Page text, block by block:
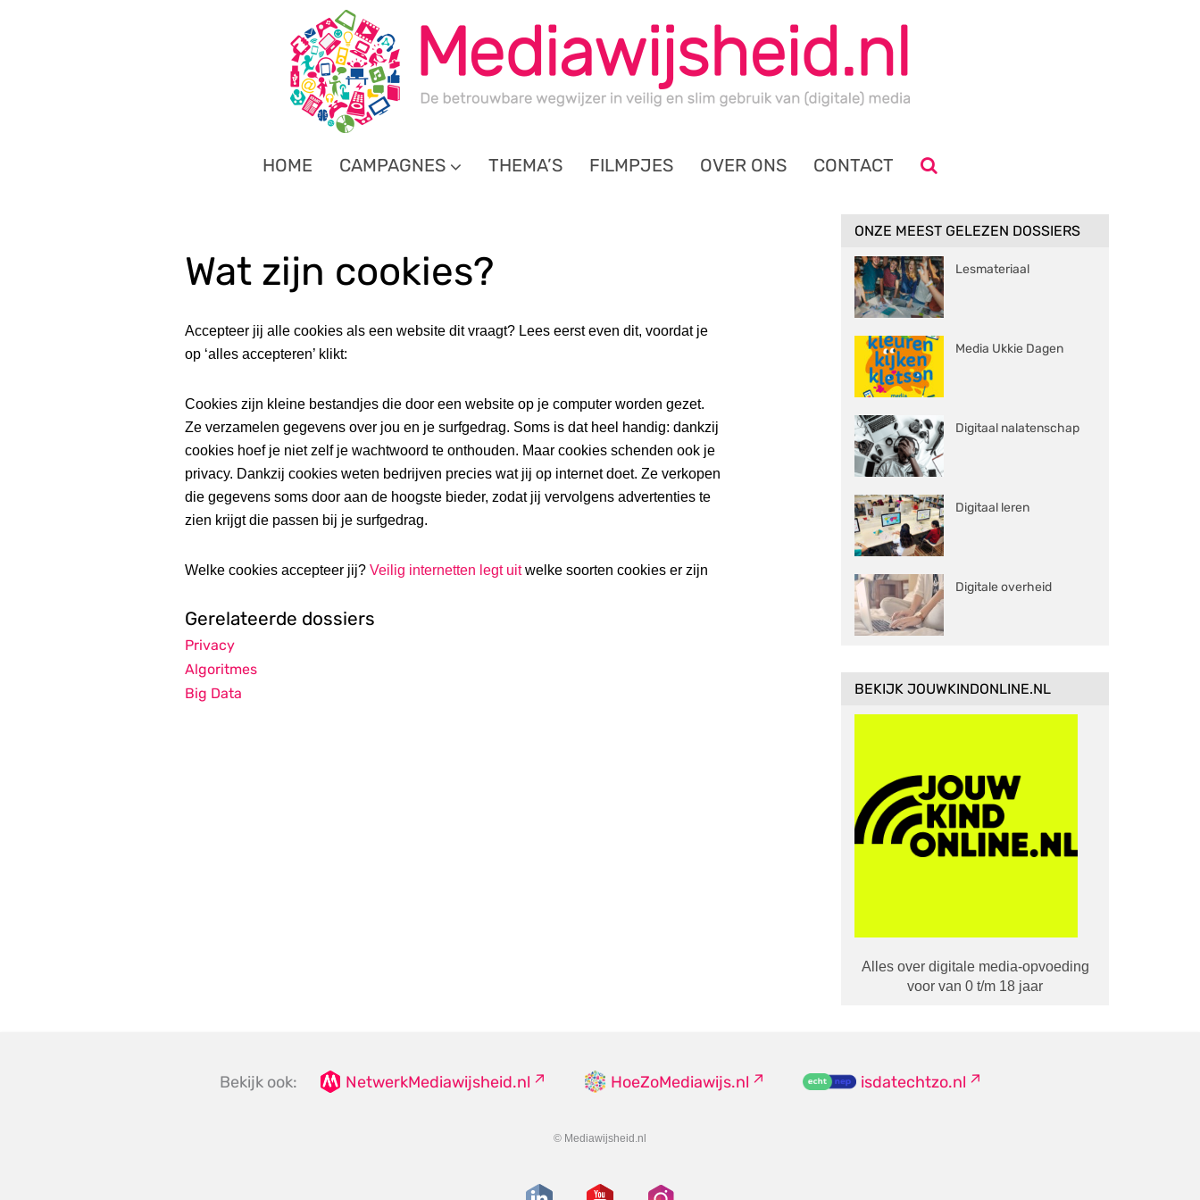
HOME CAMPAGNES THEMA’S FILMPJES OVER ONS CONTACT
Wat zijn cookies?
Accepteer jij alle cookies als een website dit vraagt? Lees eerst even dit, voordat je
op ‘alles accepteren’ klikt:
Cookies zijn kleine bestandjes die door een website op je computer worden gezet.
Ze verzamelen gegevens over jou en je surfgedrag. Soms is dat heel handig: dankzij
cookies hoef je niet zelf je wachtwoord te onthouden. Maar cookies schenden ook je
privacy. Dankzij cookies weten bedrijven precies wat jij op internet doet. Ze verkopen
die gegevens soms door aan de hoogste bieder, zodat jij vervolgens advertenties te
zien krijgt die passen bij je surfgedrag.
Welke cookies accepteer jij? Veilig internetten legt uitwelke soorten cookies er zijn
Gerelateerde dossiers
Privacy
Algoritmes
Big Data
ONZE MEEST GELEZEN DOSSIERS
Lesmateriaal
Media Ukkie Dagen
Digitaal nalatenschap
Digitaal leren
Digitale overheid
BEKIJK JOUWKINDONLINE.NL
Alles over digitale media-opvoeding
voor van 0 t/m 18 jaar
Bekijk ook: NetwerkMediawijsheid.nl HoeZoMediawijs.nl isdatechtzo.nl
© Mediawijsheid.nl